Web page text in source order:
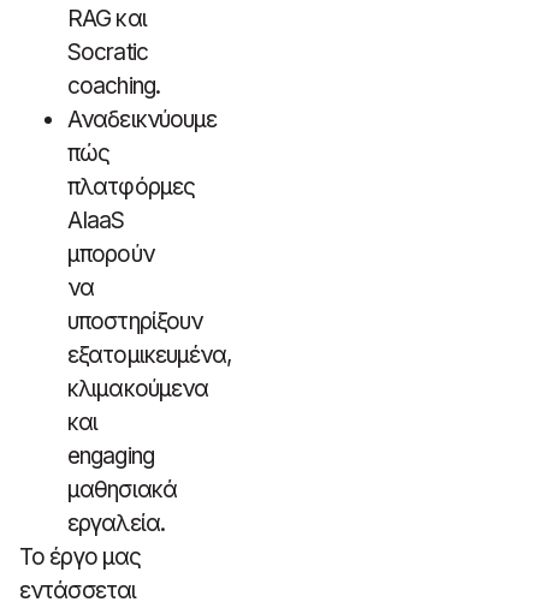
RAG και
Socratic
coaching.
Αναδεικνύουμε
πώς
πλατφόρμες
AIaaS
μπορούν
να
υποστηρίξουν
εξατομικευμένα,
κλιμακούμενα
και
engaging
μαθησιακά
εργαλεία.
Το έργο μας
εντάσσεται